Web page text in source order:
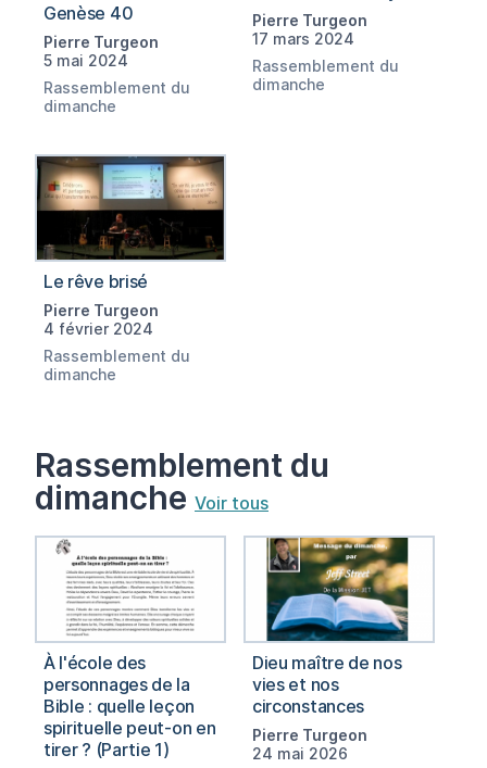
Genèse 40
Pierre Turgeon
5 mai 2024
Rassemblement du
dimanche
Pierre Turgeon
17 mars 2024
Rassemblement du
dimanche
Le rêve brisé
Pierre Turgeon
4 février 2024
Rassemblement du
dimanche
Rassemblement du
dimanche Voir tous
À l'école des
personnages de la
Bible : quelle leçon
spirituelle peut-on en
tirer ? (Partie 1)
Dieu maître de nos
vies et nos
circonstances
Pierre Turgeon
24 mai 2026